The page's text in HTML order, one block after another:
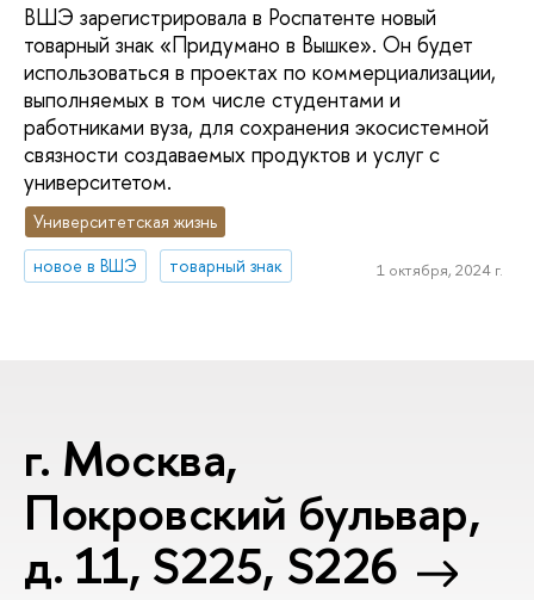
ВШЭ зарегистрировала в Роспатенте новый
товарный знак «Придумано в Вышке». Он будет
использоваться в проектах по коммерциализации,
выполняемых в том числе студентами и
работниками вуза, для сохранения экосистемной
связности создаваемых продуктов и услуг c
университетом.
Университетская жизнь
новое в ВШЭ
товарный знак 1 октября, 2024 г.
г. Москва,
Покровский бульвар,
д. 11, S225, S226